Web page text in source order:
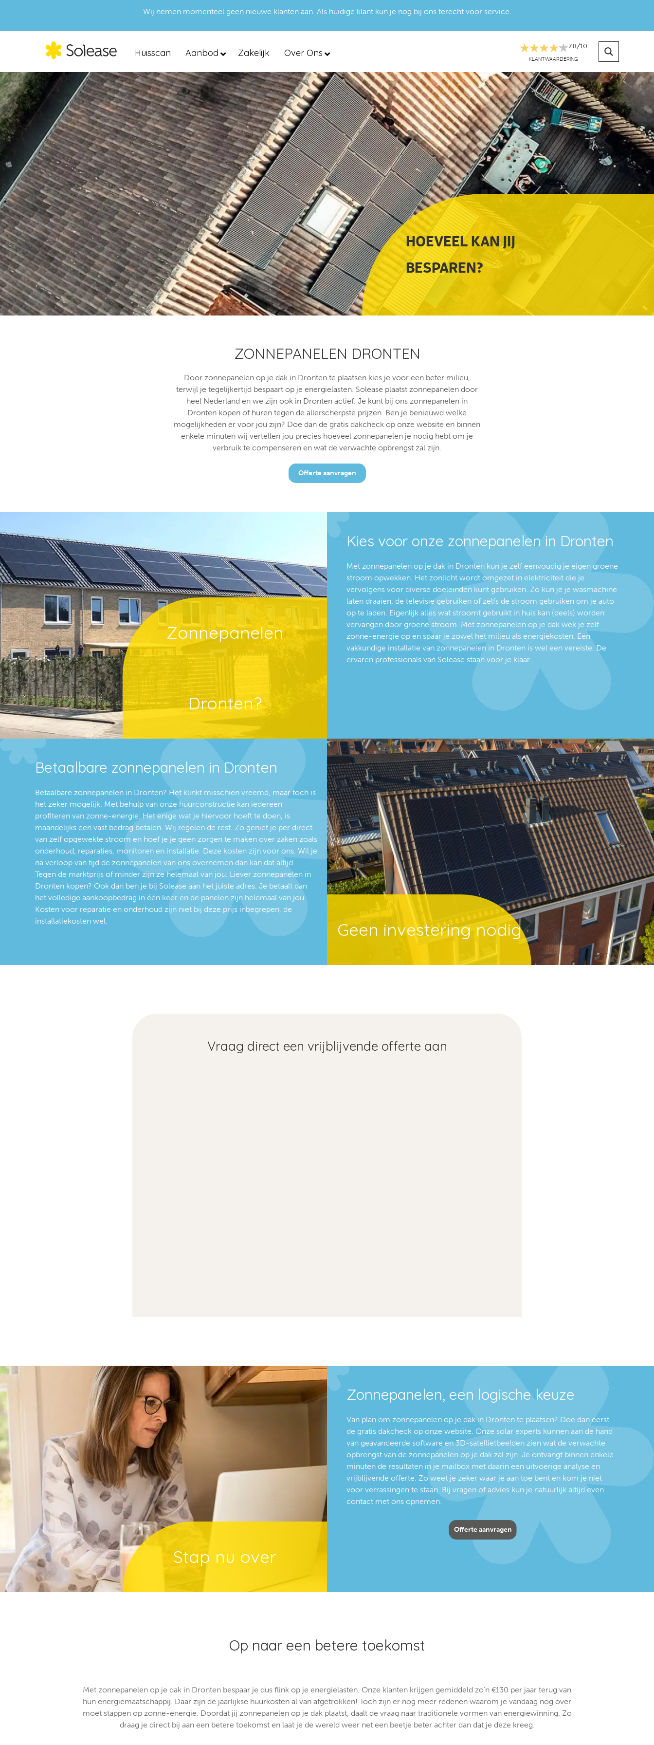
Wij nemen momenteel geen nieuwe klanten aan. Als huidige klant kun je nog bij ons terecht voor service.
Huisscan Aanbod Zakelijk Over Ons
7.8/10
KLANTWAARDERING
HOEVEEL KAN JIJ
BESPAREN?
ZONNEPANELEN DRONTEN
Door zonnepanelen op je dak in Dronten te plaatsen kies je voor een beter milieu,
terwijl je tegelijkertijd bespaart op je energielasten. Solease plaatst zonnepanelen door
heel Nederland en we zijn ook in Dronten actief. Je kunt bij ons zonnepanelen in
Dronten kopen of huren tegen de allerscherpste prijzen. Ben je benieuwd welke
mogelijkheden er voor jou zijn? Doe dan de gratis dakcheck op onze website en binnen
enkele minuten wij vertellen jou precies hoeveel zonnepanelen je nodig hebt om je
verbruik te compenseren en wat de verwachte opbrengst zal zijn.
Offerte aanvragen
Zonnepanelen
Dronten?
Kies voor onze zonnepanelen in Dronten
Met zonnepanelen op je dak in Dronten kun je zelf eenvoudig je eigen groene
stroom opwekken. Het zonlicht wordt omgezet in elektriciteit die je
vervolgens voor diverse doeleinden kunt gebruiken. Zo kun je je wasmachine
laten draaien, de televisie gebruiken of zelfs de stroom gebruiken om je auto
op te laden. Eigenlijk alles wat stroomt gebruikt in huis kan (deels) worden
vervangen door groene stroom. Met zonnepanelen op je dak wek je zelf
zonne-energie op en spaar je zowel het milieu als energiekosten. Een
vakkundige installatie van zonnepanelen in Dronten is wel een vereiste. De
ervaren professionals van Solease staan voor je klaar.
Geen investering nodig
Betaalbare zonnepanelen in Dronten
Betaalbare zonnepanelen in Dronten? Het klinkt misschien vreemd, maar toch is
het zeker mogelijk. Met behulp van onze huurconstructie kan iedereen
profiteren van zonne-energie. Het enige wat je hiervoor hoeft te doen, is
maandelijks een vast bedrag betalen. Wij regelen de rest. Zo geniet je per direct
van zelf opgewekte stroom en hoef je je geen zorgen te maken over zaken zoals
onderhoud, reparaties, monitoren en installatie. Deze kosten zijn voor ons. Wil je
na verloop van tijd de zonnepanelen van ons overnemen dan kan dat altijd.
Tegen de marktprijs of minder zijn ze helemaal van jou. Liever zonnepanelen in
Dronten kopen? Ook dan ben je bij Solease aan het juiste adres. Je betaalt dan
het volledige aankoopbedrag in één keer en de panelen zijn helemaal van jou.
Kosten voor reparatie en onderhoud zijn niet bij deze prijs inbegrepen, de
installatiekosten wel.
Vraag direct een vrijblijvende offerte aan
Stap nu over
Zonnepanelen, een logische keuze
Van plan om zonnepanelen op je dak in Dronten te plaatsen? Doe dan eerst
de gratis dakcheck op onze website. Onze solar experts kunnen aan de hand
van geavanceerde software en 3D-satellietbeelden zien wat de verwachte
opbrengst van de zonnepanelen op je dak zal zijn. Je ontvangt binnen enkele
minuten de resultaten in je mailbox met daarin een uitvoerige analyse en
vrijblijvende offerte. Zo weet je zeker waar je aan toe bent en kom je niet
voor verrassingen te staan. Bij vragen of advies kun je natuurlijk altijd even
contact met ons opnemen.
Offerte aanvragen
Op naar een betere toekomst
Met zonnepanelen op je dak in Dronten bespaar je dus flink op je energielasten. Onze klanten krijgen gemiddeld zo’n €130 per jaar terug van
hun energiemaatschappij. Daar zijn de jaarlijkse huurkosten al van afgetrokken! Toch zijn er nog meer redenen waarom je vandaag nog over
moet stappen op zonne-energie. Doordat jij zonnepanelen op je dak plaatst, daalt de vraag naar traditionele vormen van energiewinning. Zo
draag je direct bij aan een betere toekomst en laat je de wereld weer net een beetje beter achter dan dat je deze kreeg.